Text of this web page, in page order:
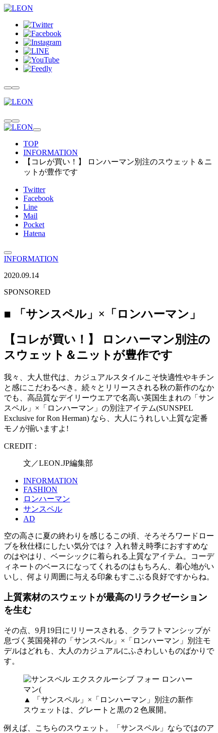
TOP
INFORMATION
【コレが買い！】 ロンハーマン別注のスウェット＆ニ
ットが豊作です
Twitter
Facebook
Line
Mail
Pocket
Hatena
INFORMATION
2020.09.14
SPONSORED
■ 「サンスペル」×「ロンハーマン」
【コレが買い！】 ロンハーマン別注の
スウェット＆ニットが豊作です
我々、大人世代は、カジュアルスタイルこそ快適性やキチン
と感にこだわるべき。続々とリリースされる秋の新作のなか
でも、高品質なデイリーウエアで名高い英国生まれの「サン
スペル」×「ロンハーマン」の別注アイテム(SUNSPEL
Exclusive for Ron Herman) なら、大人にうれしい上質な定番
モノが揃いますよ!
CREDIT :
文／LEON.JP編集部
INFORMATION
FASHION
ロンハーマン
サンスペル
AD
空の高さに夏の終わりを感じるこの頃、そろそろワードロー
ブを秋仕様にしたい気分では？ 入れ替え時季におすすめな
のはやはり、ベーシックに着られる上質なアイテム。コーデ
ィネートのベースになってくれるのはもちろん、着心地がい
いし、何より周囲に与える印象もすこぶる良好ですからね。
上質素材のスウェットが最高のリラクゼーション
を生む
その点、9月19日にリリースされる、クラフトマンシップが
息づく英国発祥の「サンスペル」×「ロンハーマン」別注モ
デルはどれも、大人のカジュアルにふさわしいものばかりで
す。
▲ 「サンスペル」×「ロンハーマン」別注の新作
スウェットは、グレートと黒の２色展開。
例えば、こちらのスウェット。「サンスペル」ならではのア